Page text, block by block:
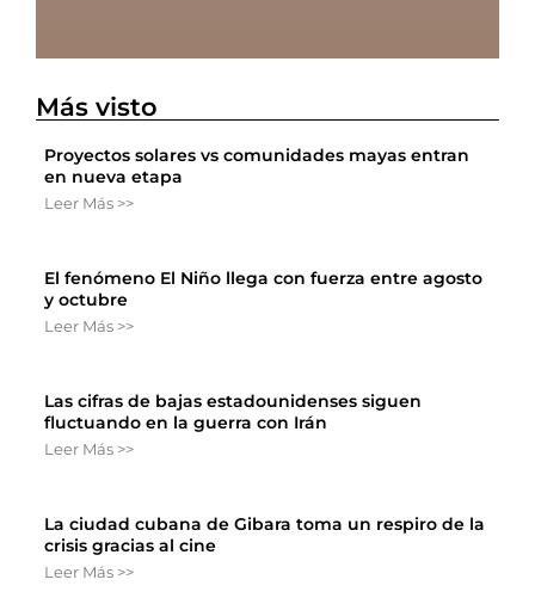
Más visto
Proyectos solares vs comunidades mayas entran
en nueva etapa
Leer Más >>
El fenómeno El Niño llega con fuerza entre agosto
y octubre
Leer Más >>
Las cifras de bajas estadounidenses siguen
fluctuando en la guerra con Irán
Leer Más >>
La ciudad cubana de Gibara toma un respiro de la
crisis gracias al cine
Leer Más >>